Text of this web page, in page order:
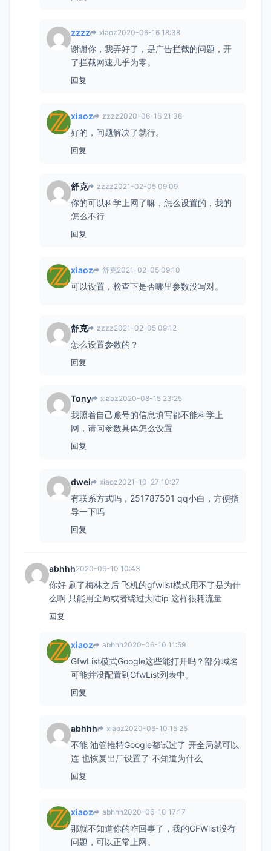
zzzz xiaoz2020-06-16 18:38
谢谢你，我弄好了，是广告拦截的问题，开
了拦截网速几乎为零。
回复
xiaoz zzzz2020-06-16 21:38
好的，问题解决了就行。
回复
舒克 zzzz2021-02-05 09:09
你的可以科学上网了嘛，怎么设置的，我的
怎么不行
回复
xiaoz 舒克2021-02-05 09:10
可以设置，检查下是否哪里参数没写对。
舒克 zzzz2021-02-05 09:12
怎么设置参数的？
回复
Tony xiaoz2020-08-15 23:25
我照着自己账号的信息填写都不能科学上
网，请问参数具体怎么设置
回复
dwei xiaoz2021-10-27 10:27
有联系方式吗，251787501 qq小白，方便指
导一下吗
回复
abhhh2020-06-10 10:43
你好 刷了梅林之后 飞机的gfwlist模式用不了是为什
么啊 只能用全局或者绕过大陆ip 这样很耗流量
回复
xiaoz abhhh2020-06-10 11:59
GfwList模式Google这些能打开吗？部分域名
可能并没配置到GfwList列表中。
回复
abhhh xiaoz2020-06-10 15:25
不能 油管推特Google都试过了 开全局就可以
连 也恢复出厂设置了 不知道为什么
回复
xiaoz abhhh2020-06-10 17:17
那就不知道你的咋回事了，我的GFWlist没有
问题，可以正常上网。